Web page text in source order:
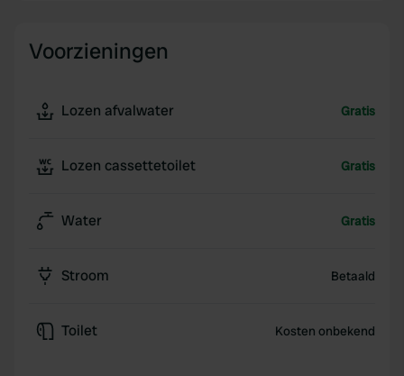
Voorzieningen
Lozen afvalwater Gratis
Lozen cassettetoilet Gratis
Water Gratis
Stroom Betaald
Toilet Kosten onbekend